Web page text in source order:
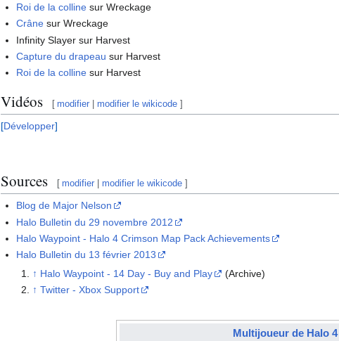
Roi de la colline sur Wreckage
Crâne sur Wreckage
Infinity Slayer sur Harvest
Capture du drapeau sur Harvest
Roi de la colline sur Harvest
Vidéos [ modifier |modifier le wikicode ]
Développer
Sources [ modifier |modifier le wikicode ]
Blog de Major Nelson
Halo Bulletin du 29 novembre 2012
Halo Waypoint - Halo 4 Crimson Map Pack Achievements
Halo Bulletin du 13 février 2013
↑ Halo Waypoint - 14 Day - Buy and Play
(Archive)
↑ Twitter - Xbox Support
Multijoueur de Halo 4